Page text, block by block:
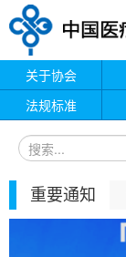
关于协会
法规标准
重要通知